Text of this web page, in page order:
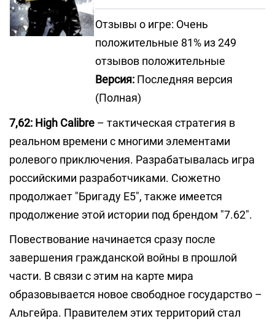
Отзывы о игре: Очень
положительные 81% из 249
отзывов положительные
Версия: Последняя версия
(Полная)
7,62: High Calibre – тактическая стратегия в
реальном времени с многими элементами
ролевого приключения. Разрабатывалась игра
российскими разработчиками. Сюжетно
продолжает "Бригаду Е5", также имеется
продолжение этой истории под брендом "7.62".
Повествование начинается сразу после
завершения гражданской войны в прошлой
части. В связи с этим на карте мира
образовывается новое свободное государство –
Альгейра. Правителем этих территорий стал